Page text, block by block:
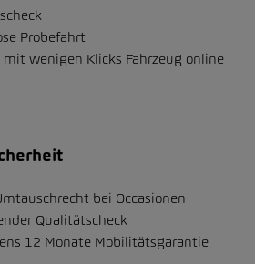
Probefahrt
mit wenigen Klicks Fahrzeug online
bei Occasionen
Qualitätscheck
12 Monate Mobilitätsgarantie